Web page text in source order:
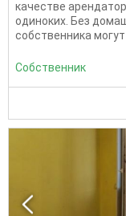
качестве
одиноких. Без
собственника
Собственник